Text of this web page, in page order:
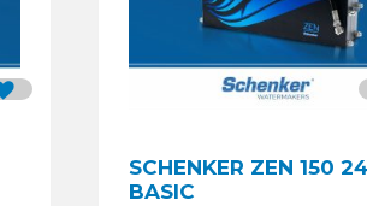
SCHENKER ZEN 150
BASIC